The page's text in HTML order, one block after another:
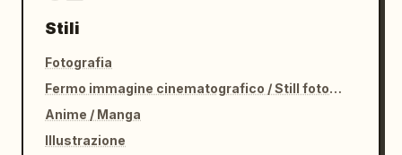
Stili
Fotografia
Fermo immagine cinematografico / Still fotografico
Anime / Manga
Illustrazione